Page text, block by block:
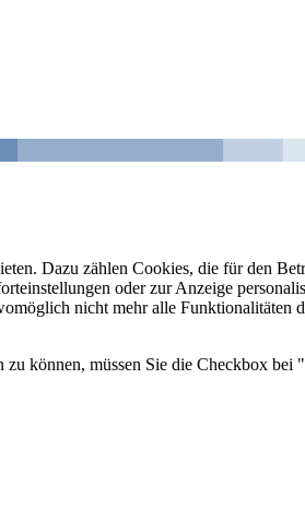
Dazu zählen Cookies, die für den
oder zur Anzeige
nicht mehr alle Funktionalitäten
können, müssen Sie die Checkbox bei